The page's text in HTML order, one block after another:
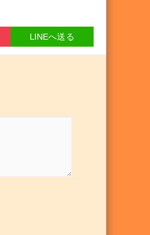
LINEへ送る